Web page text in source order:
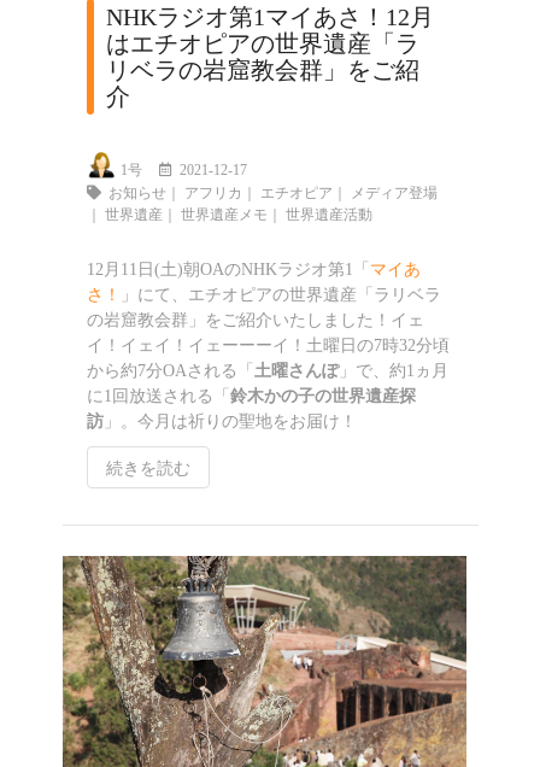
NHKラジオ第1マイあさ！12月
はエチオピアの世界遺産「ラ
リベラの岩窟教会群」をご紹
介
1号
2021-12-17
お知らせ ｜ アフリカ ｜ エチオピア ｜
メディア登場
｜ 世界遺産 ｜ 世界遺産メモ ｜ 世界遺産活動
12月11日(土)朝OAのNHKラジオ第1「 マイあ
さ！
」にて、エチオピアの世界遺産「ラリベラ
の岩窟教会群」をご紹介いたしました！イェ
イ！イェイ！イェーーーイ！土曜日の7時32分頃
から約7分OAされる「 土曜さんぽ」で、約1ヵ月
に1回放送される「 鈴木かの子の世界遺産探
訪」。今月は祈りの聖地をお届け！
続きを読む